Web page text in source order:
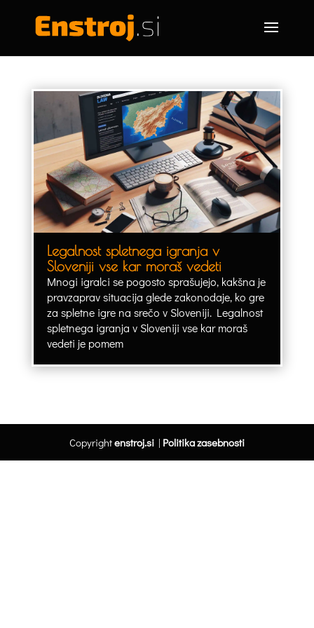
Legalnost spletnega igranja v
Sloveniji vse kar moraš vedeti
Mnogi igralci se pogosto sprašujejo, kakšna je
pravzaprav situacija glede zakonodaje, ko gre
za spletne igre na srečo v Sloveniji. Legalnost
spletnega igranja v Sloveniji vse kar moraš
vedeti je pomem
Copyrightenstroj.si| Politika zasebnosti